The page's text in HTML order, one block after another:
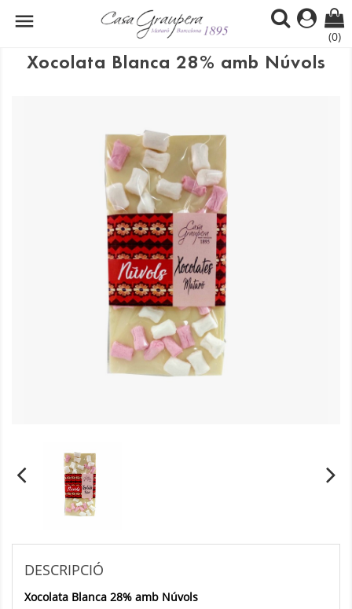

(0)
Xocolata Blanca 28% amb Núvols
DESCRIPCIÓ
Xocolata Blanca 28% amb Núvols